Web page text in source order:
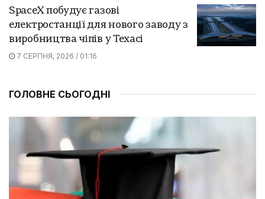
SpaceX побудує газові
електростанції для нового заводу з
виробництва чіпів у Техасі
7 СЕРПНЯ, 2026 / 01:16
ГОЛОВНЕ СЬОГОДНІ